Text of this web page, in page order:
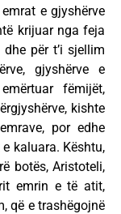
e gjyshërve
krijuar nga feja
dhe për t’i sjellim
gjyshërve e
fëmijët,
kishte
por edhe
kaluara. Kështu,
botës, Aristoteli,
emrin e të atit,
që e trashëgojnë